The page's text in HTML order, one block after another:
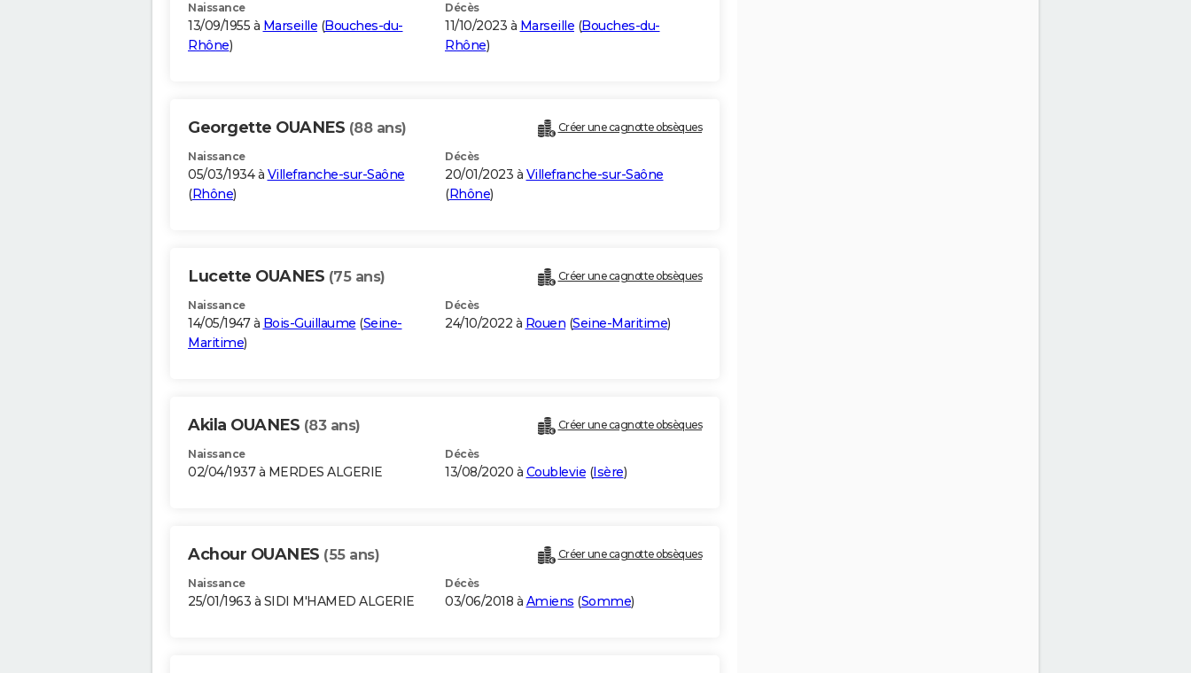
Naissance
13/09/1955 à Marseille (Bouches-du-
Rhône)
Décès
11/10/2023 à Marseille (Bouches-du-
Rhône)
Georgette OUANES (88 ans) Créer une cagnotte obsèques
Naissance
05/03/1934 à Villefranche-sur-Saône
(Rhône)
Décès
20/01/2023 à Villefranche-sur-Saône
(Rhône)
Lucette OUANES (75 ans) Créer une cagnotte obsèques
Naissance
14/05/1947 à Bois-Guillaume (Seine-
Maritime)
Décès
24/10/2022 à Rouen (Seine-Maritime)
Akila OUANES (83 ans) Créer une cagnotte obsèques
Naissance
02/04/1937 à MERDES ALGERIE
Décès
13/08/2020 à Coublevie (Isère)
Achour OUANES (55 ans) Créer une cagnotte obsèques
Naissance
25/01/1963 à SIDI M'HAMED ALGERIE
Décès
03/06/2018 à Amiens (Somme)